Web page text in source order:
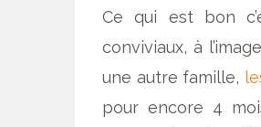
Ce qui est bon
conviviaux, à
une autre famille,
pour encore 4